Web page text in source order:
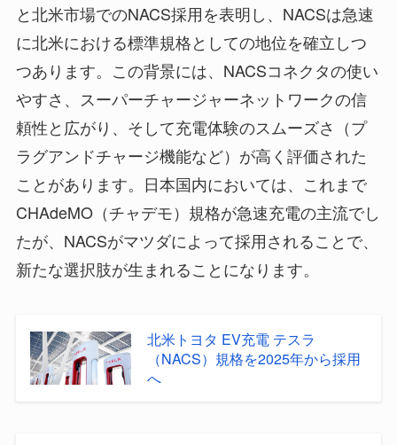
と北米市場でのNACS採用を表明し、NACSは急速
に北米における標準規格としての地位を確立しつ
つあります。この背景には、NACSコネクタの使い
やすさ、スーパーチャージャーネットワークの信
頼性と広がり、そして充電体験のスムーズさ（プ
ラグアンドチャージ機能など）が高く評価された
ことがあります。日本国内においては、これまで
CHAdeMO（チャデモ）規格が急速充電の主流でし
たが、NACSがマツダによって採用されることで、
新たな選択肢が生まれることになります。
北米トヨタ EV充電 テスラ
（NACS）規格を2025年から採用
へ